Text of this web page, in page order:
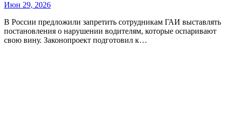
Июн 29, 2026
В России предложили запретить сотрудникам ГАИ выставлять
постановления о нарушении водителям, которые оспаривают
свою вину. Законопроект подготовил к…